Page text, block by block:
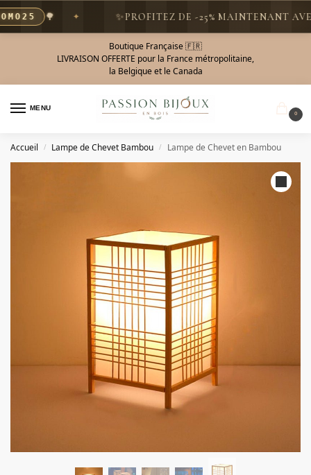
🌳 PROFITEZ DE -25% MAINTENANT AVEC
Boutique Française 🇫🇷
LIVRAISON OFFERTE pour la France métropolitaine,
la Belgique et le Canada
MENU
0
Accueil / Lampe de Chevet Bambou / Lampe de Chevet en Bambou